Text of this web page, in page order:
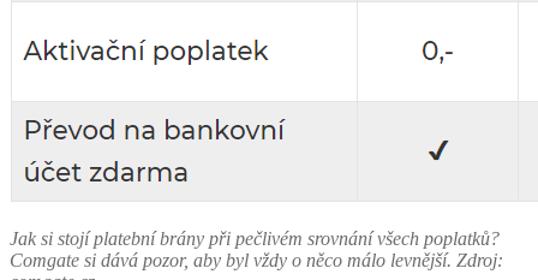
Jak si stojí platební brány při pečlivém srovnání všech poplatků?
Comgate si dává pozor, aby byl vždy o něco málo levnější. Zdroj: